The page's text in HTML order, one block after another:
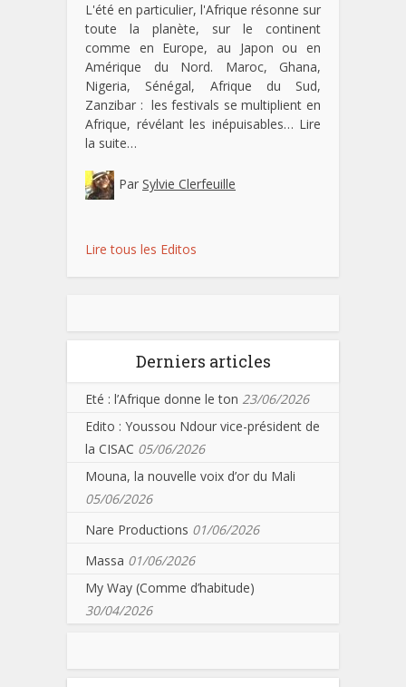
L'été en particulier, l'Afrique résonne sur
toute la planète, sur le continent
comme en Europe, au Japon ou en
Amérique du Nord. Maroc, Ghana,
Nigeria, Sénégal, Afrique du Sud,
Zanzibar : les festivals se multiplient en
Afrique, révélant les inépuisables… Lire
la suite…
Par Sylvie Clerfeuille
Lire tous les Editos
Derniers articles
Eté : l’Afrique donne le ton 23/06/2026
Edito : Youssou Ndour vice-président de
la CISAC 05/06/2026
Mouna, la nouvelle voix d’or du Mali
05/06/2026
Nare Productions 01/06/2026
Massa 01/06/2026
My Way (Comme d’habitude)
30/04/2026